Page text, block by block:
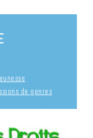
de genres